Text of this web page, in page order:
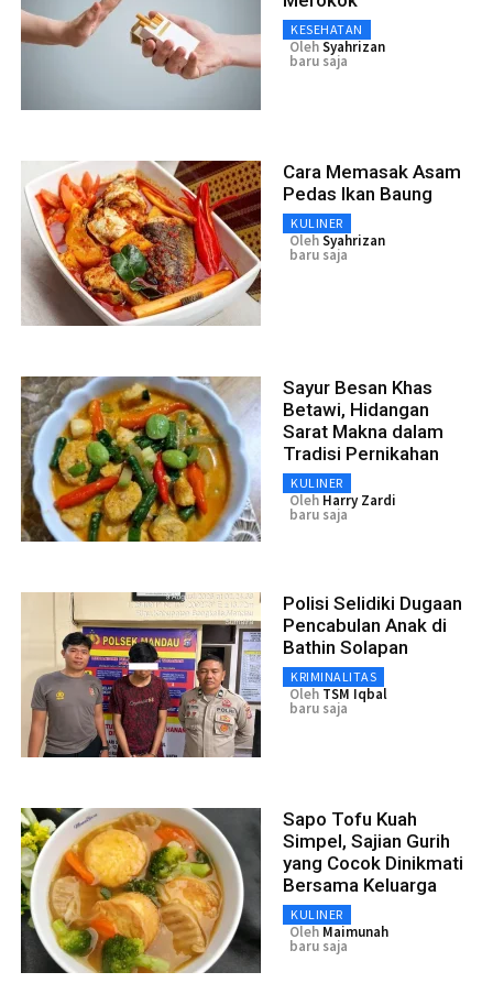
KESEHATAN
OlehSyahrizan
baru saja
Cara Memasak Asam
Pedas Ikan Baung
KULINER
OlehSyahrizan
baru saja
Sayur Besan Khas
Betawi, Hidangan
Sarat Makna dalam
Tradisi Pernikahan
KULINER
Oleh Harry Zardi
baru saja
Polisi Selidiki Dugaan
Pencabulan Anak di
Bathin Solapan
KRIMINALITAS
Oleh TSM Iqbal
baru saja
Sapo Tofu Kuah
Simpel, Sajian Gurih
yang Cocok Dinikmati
Bersama Keluarga
KULINER
Oleh Maimunah
baru saja